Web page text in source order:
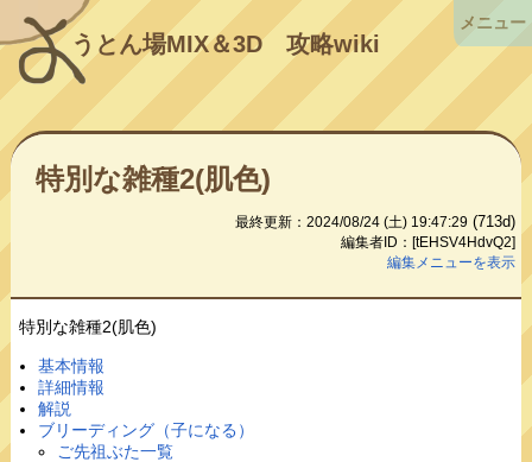
うとん場MIX＆3D攻略wiki
特別な雑種2(肌色)
最終更新：2024/08/24 (土) 19:47:29 (713d)
編集者ID：[tEHSV4HdvQ2]
編集メニューを表示
特別な雑種2(肌色)
基本情報
詳細情報
解説
ブリーディング（子になる）
ご先祖ぶた一覧
メニュー